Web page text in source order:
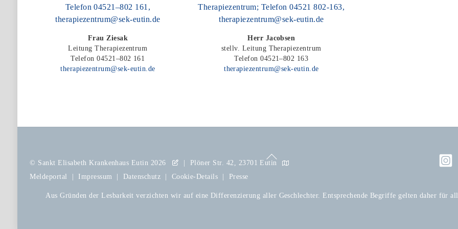
Frau Ziesak
Leitung Therapiezentrum
Telefon 04521–802 161
therapiezentrum@sek-eutin.de
Herr Jacobsen
stellv. Leitung Therapiezentrum
Telefon 04521–802 163
therapiezentrum@sek-eutin.de
Back
To
© Sankt Elisabeth Krankenhaus Eutin 2026 | Plöner Str. 42, 23701 Eutin
Meldeportal
| Impressum | Datenschutz | Cookie-Details | Presse
Aus Gründen der Lesbarkeit verzichten wir auf eine Differenzierung aller Geschlechter. Entsprechende Begriffe gelten daher für